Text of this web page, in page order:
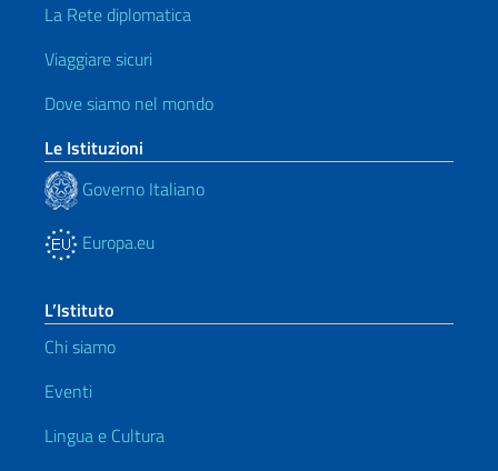
La Rete diplomatica
Viaggiare sicuri
Dove siamo nel mondo
Le Istituzioni
Governo Italiano
Europa.eu
L’Istituto
Chi siamo
Eventi
Lingua e Cultura